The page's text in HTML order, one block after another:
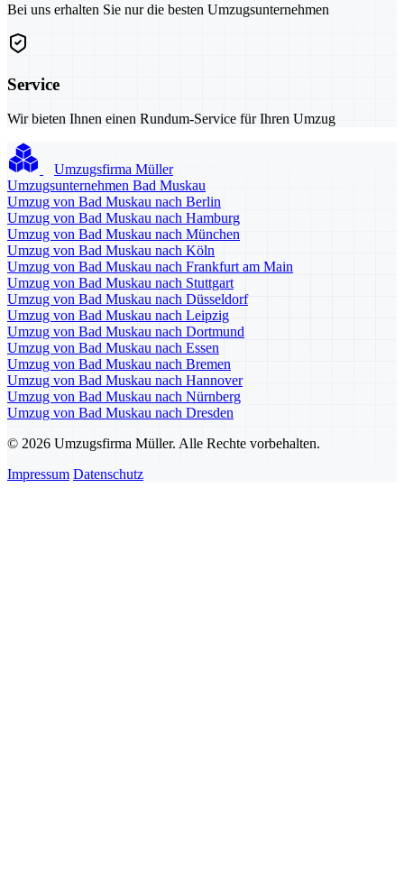
Bei uns erhalten Sie nur die besten Umzugsunternehmen
Service
Wir bieten Ihnen einen Rundum-Service für Ihren Umzug
Umzugsfirma Müller
Umzugsunternehmen Bad Muskau
Umzug von Bad Muskau nach Berlin
Umzug von Bad Muskau nach Hamburg
Umzug von Bad Muskau nach München
Umzug von Bad Muskau nach Köln
Umzug von Bad Muskau nach Frankfurt am Main
Umzug von Bad Muskau nach Stuttgart
Umzug von Bad Muskau nach Düsseldorf
Umzug von Bad Muskau nach Leipzig
Umzug von Bad Muskau nach Dortmund
Umzug von Bad Muskau nach Essen
Umzug von Bad Muskau nach Bremen
Umzug von Bad Muskau nach Hannover
Umzug von Bad Muskau nach Nürnberg
Umzug von Bad Muskau nach Dresden
© 2026 Umzugsfirma Müller. Alle Rechte vorbehalten.
Impressum Datenschutz